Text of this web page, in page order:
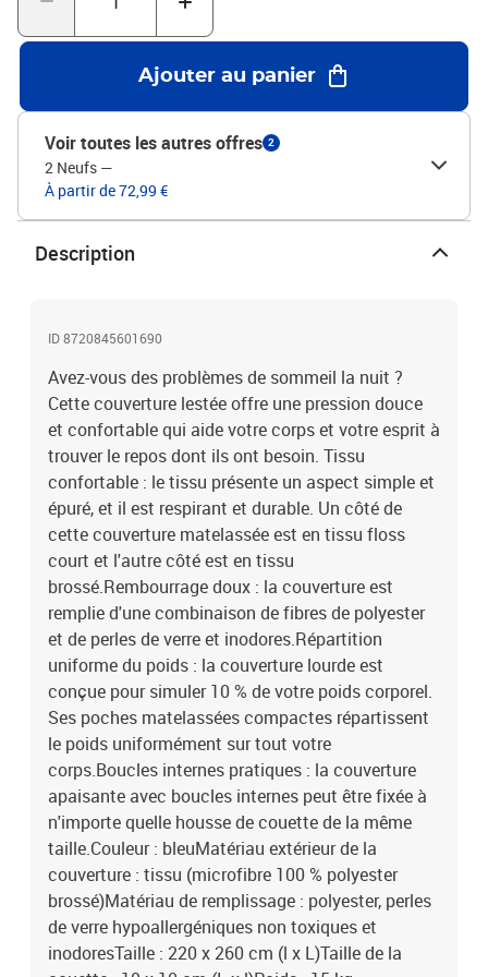
(microfibre 100 % polyester brossé)Matériau de remplissage :
polyester, perles de verre hypoallergéniques non toxiques et
inodoresTaille : 220 x 260 cm (l x L)Taille de la couette : 10 x 10 cm
(L x l)Poids : 15 kg
Ajouter au panier
Voir toutes les autres offres 2
2 Neufs —
À partir de 72,99 €
Description
ID 8720845601690
Avez-vous des problèmes de sommeil la nuit ?
Cette couverture lestée offre une pression douce
et confortable qui aide votre corps et votre esprit à
trouver le repos dont ils ont besoin. Tissu
confortable : le tissu présente un aspect simple et
épuré, et il est respirant et durable. Un côté de
cette couverture matelassée est en tissu floss
court et l'autre côté est en tissu
brossé.Rembourrage doux : la couverture est
remplie d'une combinaison de fibres de polyester
et de perles de verre et inodores.Répartition
uniforme du poids : la couverture lourde est
conçue pour simuler 10 % de votre poids corporel.
Ses poches matelassées compactes répartissent
le poids uniformément sur tout votre
corps.Boucles internes pratiques : la couverture
apaisante avec boucles internes peut être fixée à
n'importe quelle housse de couette de la même
taille.Couleur : bleuMatériau extérieur de la
couverture : tissu (microfibre 100 % polyester
brossé)Matériau de remplissage : polyester, perles
de verre hypoallergéniques non toxiques et
inodoresTaille : 220 x 260 cm (l x L)Taille de la